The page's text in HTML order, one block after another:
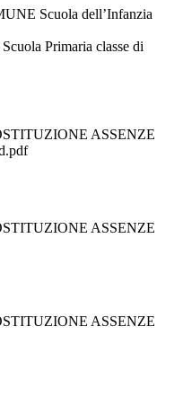
Scuola dell’Infanzia
Primaria classe di
ASSENZE
ASSENZE
ASSENZE